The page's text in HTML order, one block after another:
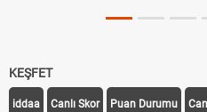
KEŞFET
iddaa Canlı Skor Puan Durumu